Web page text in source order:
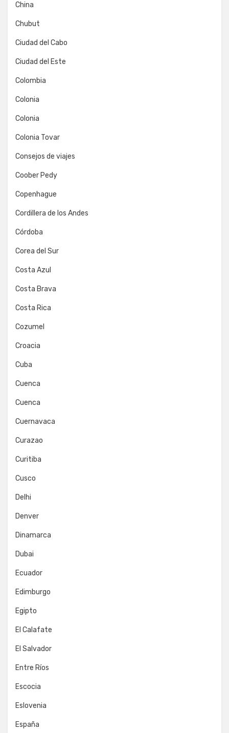
China
Chubut
Ciudad del Cabo
Ciudad del Este
Colombia
Colonia
Colonia
Colonia Tovar
Consejos de viajes
Coober Pedy
Copenhague
Cordillera de los Andes
Córdoba
Corea del Sur
Costa Azul
Costa Brava
Costa Rica
Cozumel
Croacia
Cuba
Cuenca
Cuenca
Cuernavaca
Curazao
Curitiba
Cusco
Delhi
Denver
Dinamarca
Dubai
Ecuador
Edimburgo
Egipto
El Calafate
El Salvador
Entre Ríos
Escocia
Eslovenia
España